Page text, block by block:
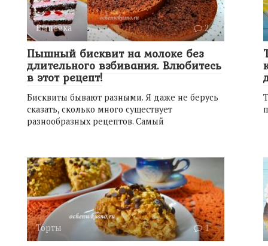
Выпечка 2
Пышный бисквит на молоке без
длительного взбивания. Влюбитесь
в этот рецепт!
Бисквиты бывают разными. Я даже не берусь
сказать, сколько много существует
разнообразных рецептов. Самый
Торты 1